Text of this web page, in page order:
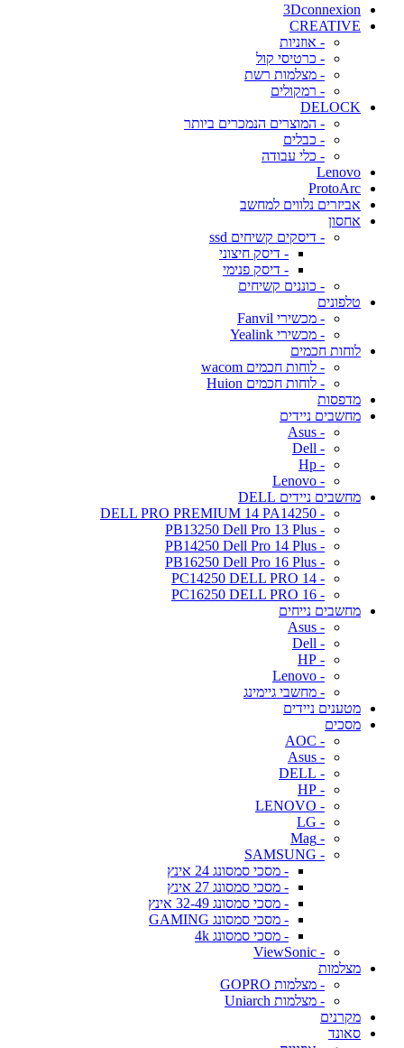
3Dconnexion
CREATIVE
- אוזניות
- כרטיסי קול
- מצלמות רשת
- רמקולים
DELOCK
- המוצרים הנמכרים ביותר
- כבלים
- כלי עבודה
Lenovo
ProtoArc
אביזרים נלווים למחשב
אחסון
- דיסקים קשיחים ssd
- דיסק חיצוני
- דיסק פנימי
- כוננים קשיחים
טלפונים
- מכשירי Fanvil
- מכשירי Yealink
לוחות חכמים
- לוחות חכמים wacom
- לוחות חכמים Huion
מדפסות
מחשבים ניידים
- Asus
- Dell
- Hp
- Lenovo
מחשבים ניידים DELL
- DELL PRO PREMIUM 14 PA14250
- PB13250 Dell Pro 13 Plus
- PB14250 Dell Pro 14 Plus
- PB16250 Dell Pro 16 Plus
- PC14250 DELL PRO 14
- PC16250 DELL PRO 16
מחשבים נייחים
- Asus
- Dell
- HP
- Lenovo
- מחשבי גיימינג
מטענים ניידים
מסכים
- AOC
- Asus
- DELL
- HP
- LENOVO
- LG
- Mag
- SAMSUNG
- מסכי סמסונג 24 אינץ
- מסכי סמסונג 27 אינץ
- מסכי סמסונג 32-49 אינץ
- מסכי סמסונג GAMING
- מסכי סמסונג 4k
- ViewSonic
מצלמות
- מצלמות GOPRO
- מצלמות Uniarch
מקרנים
סאונד